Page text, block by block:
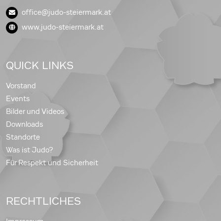
office@judo-steiermark.at
www.judo-steiermark.at
QUICK LINKS
Vorstand
Events
Bilder und Videos
Downloads
Standorte
Was ist Judo?
Für Respekt und Sicherheit
RECHTLICHES